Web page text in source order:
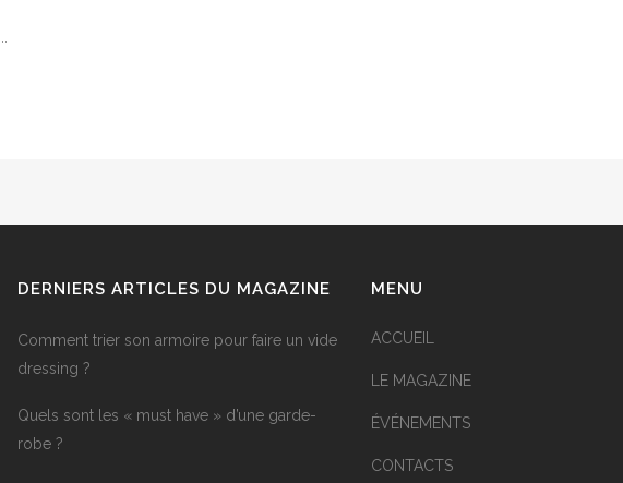
DERNIERS ARTICLES DU MAGAZINE
Comment trier son armoire pour faire un vide
dressing ?
Quels sont les « must have » d’une garde-
robe ?
MENU
ACCUEIL
LE MAGAZINE
ÉVÉNEMENTS
CONTACTS